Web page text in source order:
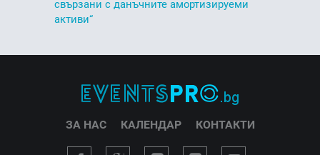
свързани с данъчните амортизируеми
активи“
ЗА НАС КАЛЕНДАР КОНТАКТИ